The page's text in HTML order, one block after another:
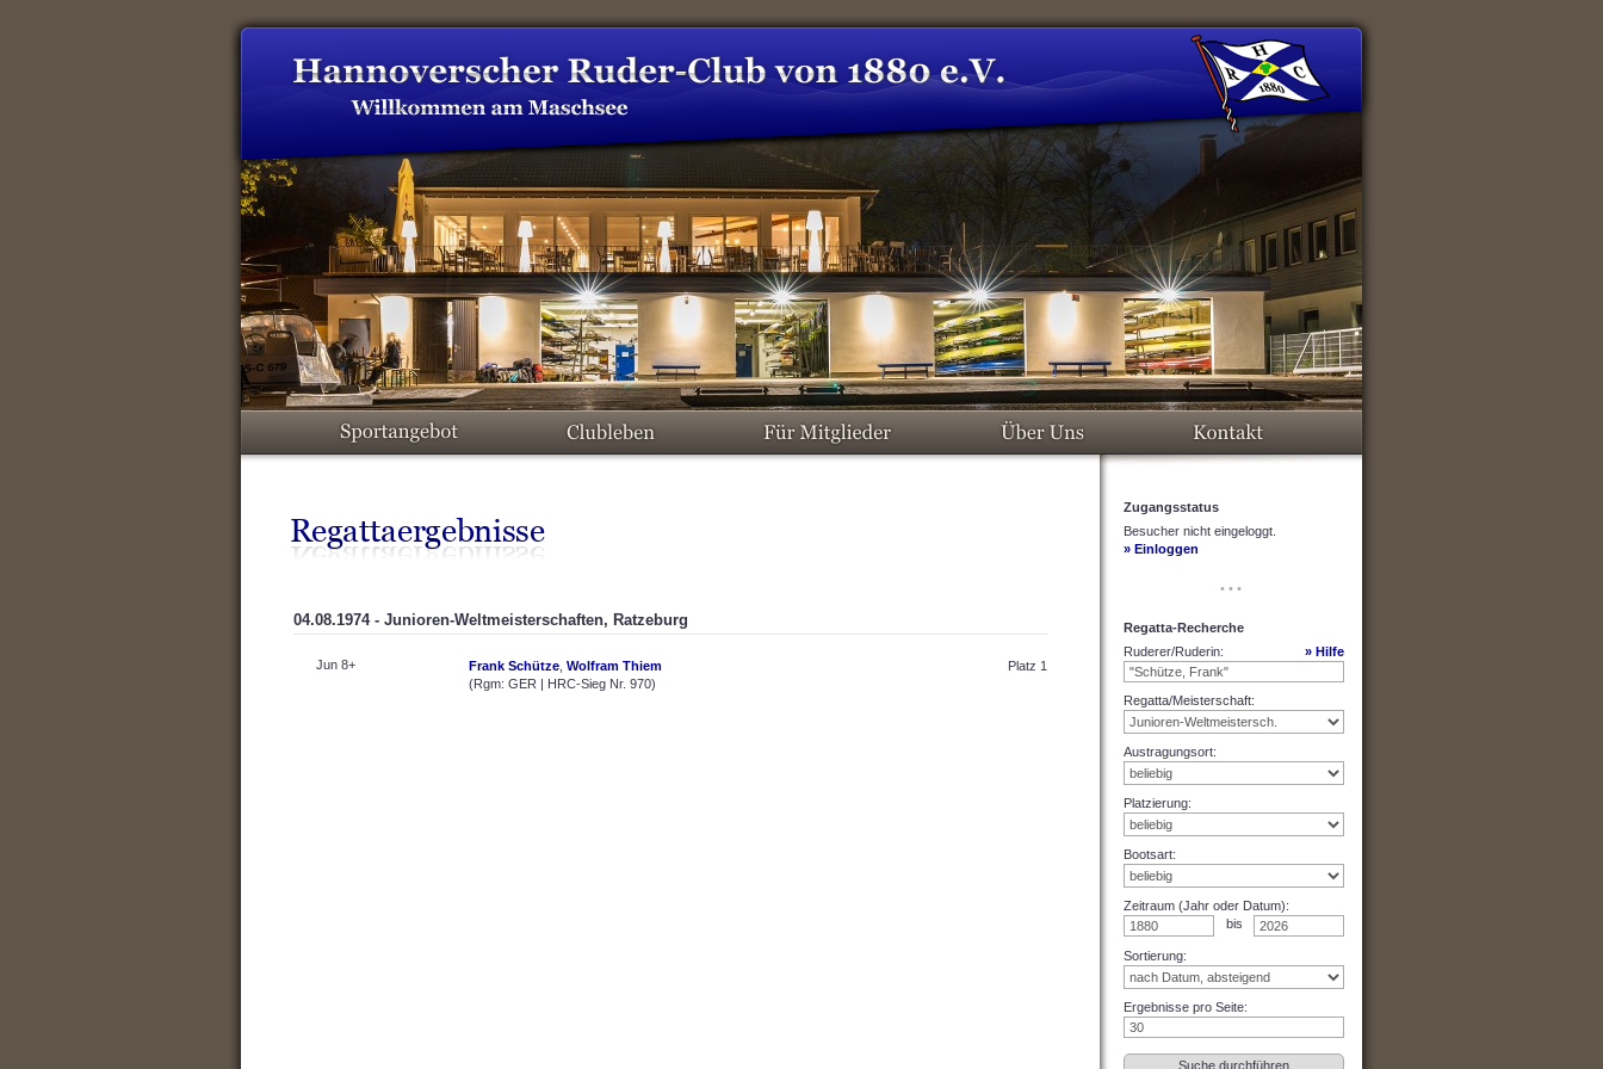
04.08.1974 - Junioren-Weltmeisterschaften, Ratzeburg
Jun 8+ Frank Schütze Wolfram Thiem
(Rgm: GER | HRC-Sieg Nr. 970)
Platz 1
Zugangsstatus
Besucher nicht eingeloggt.
» Einloggen
• • •
Regatta-Recherche
» Hilfe
Ruderer/Ruderin:
Regatta/Meisterschaft:
Austragungsort:
Platzierung:
Bootsart:
Zeitraum (Jahr oder Datum):
bis
Sortierung:
Ergebnisse pro Seite: